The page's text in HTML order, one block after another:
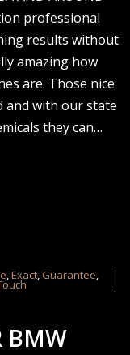
professional
results without
amazing how
are. Those nice
and with our state
they can…
,Exact, Guarantee,
BMW